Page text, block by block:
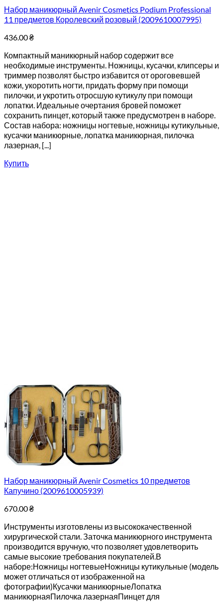
Набор маникюрный Avenir Cosmetics Podium Professional
11 предметов Королевский розовый (2009610007995)
436.00₴
Компактный маникюрный набор содержит все
необходимые инструменты. Ножницы, кусачки, клипсеры и
триммер позволят быстро избавится от ороговевшей
кожи, укоротить ногти, придать форму при помощи
пилочки, и укротить отросшую кутикулу при помощи
лопатки. Идеальные очертания бровей поможет
сохранить пинцет, который также предусмотрен в наборе.
Состав набора: ножницы ногтевые, ножницы кутикульные,
кусачки маникюрные, лопатка маникюрная, пилочка
лазерная, [...]
Купить
Набор маникюрный Avenir Cosmetics 10 предметов
Капучино (2009610005939)
670.00₴
Инструменты изготовлены из высококачественной
хирургической стали. Заточка маникюрного инструмента
производится вручную, что позволяет удовлетворить
самые высокие требования покупателей.В
наборе:Ножницы ногтевыеНожницы кутикульные (модель
может отличаться от изображенной на
фотографии)Кусачки маникюрныеЛопатка
маникюрнаяПилочка лазернаяПинцет для